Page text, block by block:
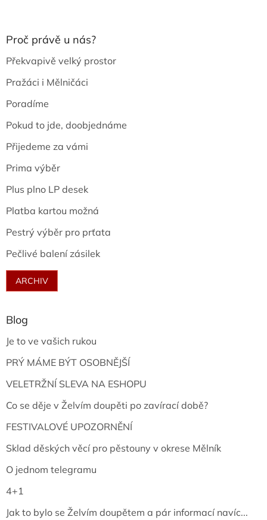
Proč právě u nás?
Překvapivě velký prostor
Pražáci i Mělničáci
Poradíme
Pokud to jde, doobjednáme
Přijedeme za vámi
Prima výběr
Plus plno LP desek
Platba kartou možná
Pestrý výběr pro prťata
Pečlivé balení zásilek
ARCHIV
Blog
Je to ve vašich rukou
PRÝ MÁME BÝT OSOBNĚJŠÍ
VELETRŽNÍ SLEVA NA ESHOPU
Co se děje v Želvím doupěti po zavírací době?
FESTIVALOVÉ UPOZORNĚNÍ
Sklad děských věcí pro pěstouny v okrese Mělník
O jednom telegramu
4+1
Jak to bylo se Želvím doupětem a pár informací navíc...